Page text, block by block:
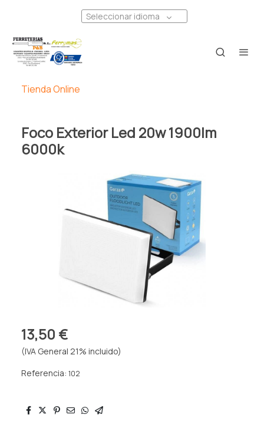
Seleccionar idioma
Tienda Online
Foco Exterior Led 20w 1900lm
6000k
13,50 €
(IVA General 21% incluido)
Referencia: 102